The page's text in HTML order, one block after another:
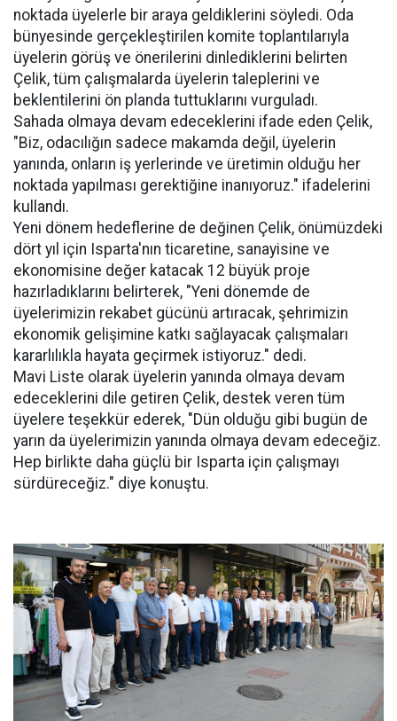
noktada üyelerle bir araya geldiklerini söyledi. Oda
bünyesinde gerçekleştirilen komite toplantılarıyla
üyelerin görüş ve önerilerini dinlediklerini belirten
Çelik, tüm çalışmalarda üyelerin taleplerini ve
beklentilerini ön planda tuttuklarını vurguladı.
Sahada olmaya devam edeceklerini ifade eden Çelik,
"Biz, odacılığın sadece makamda değil, üyelerin
yanında, onların iş yerlerinde ve üretimin olduğu her
noktada yapılması gerektiğine inanıyoruz." ifadelerini
kullandı.
Yeni dönem hedeflerine de değinen Çelik, önümüzdeki
dört yıl için Isparta'nın ticaretine, sanayisine ve
ekonomisine değer katacak 12 büyük proje
hazırladıklarını belirterek, "Yeni dönemde de
üyelerimizin rekabet gücünü artıracak, şehrimizin
ekonomik gelişimine katkı sağlayacak çalışmaları
kararlılıkla hayata geçirmek istiyoruz." dedi.
Mavi Liste olarak üyelerin yanında olmaya devam
edeceklerini dile getiren Çelik, destek veren tüm
üyelere teşekkür ederek, "Dün olduğu gibi bugün de
yarın da üyelerimizin yanında olmaya devam edeceğiz.
Hep birlikte daha güçlü bir Isparta için çalışmayı
sürdüreceğiz." diye konuştu.